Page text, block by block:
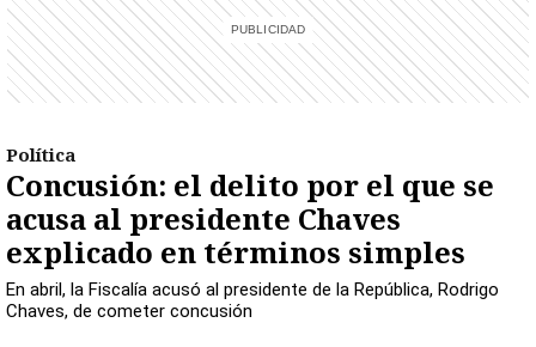
Política
Concusión: el delito por el que se
acusa al presidente Chaves
explicado en términos simples
En abril, la Fiscalía acusó al presidente de la República, Rodrigo
Chaves, de cometer concusión